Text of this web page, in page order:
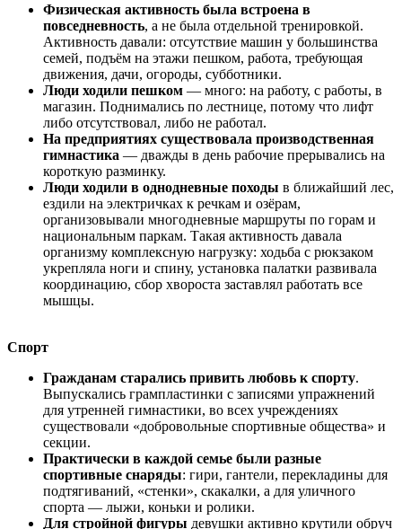
Физическая активность была встроена в
повседневность, а не была отдельной тренировкой.
Активность давали: отсутствие машин у большинства
семей, подъём на этажи пешком, работа, требующая
движения, дачи, огороды, субботники.
Люди ходили пешком — много: на работу, с работы, в
магазин. Поднимались по лестнице, потому что лифт
либо отсутствовал, либо не работал.
На предприятиях существовала производственная
гимнастика — дважды в день рабочие прерывались на
короткую разминку.
Люди ходили в однодневные походы в ближайший лес,
ездили на электричках к речкам и озёрам,
организовывали многодневные маршруты по горам и
национальным паркам. Такая активность давала
организму комплексную нагрузку: ходьба с рюкзаком
укрепляла ноги и спину, установка палатки развивала
координацию, сбор хвороста заставлял работать все
мышцы.
Спорт
Гражданам старались привить любовь к спорту.
Выпускались грампластинки с записями упражнений
для утренней гимнастики, во всех учреждениях
существовали «добровольные спортивные общества» и
секции.
Практически в каждой семье были разные
спортивные снаряды: гири, гантели, перекладины для
подтягиваний, «стенки», скакалки, а для уличного
спорта — лыжи, коньки и ролики.
Для стройной фигуры девушки активно крутили обруч